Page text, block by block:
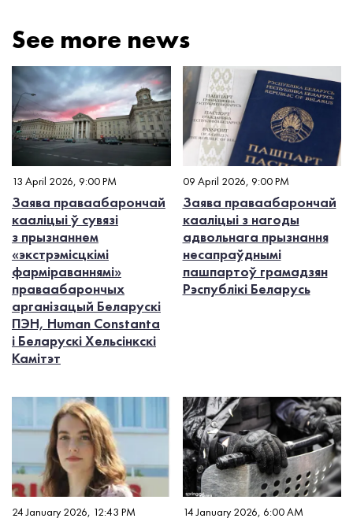
See more news
13 April 2026, 9:00 PM
Заява праваабарончай
кааліцыі ў сувязі
з прызнаннем
«экстрэмісцкімі
фарміраваннямі»
праваабарончых
арганізацый Беларускі
ПЭН, Human Constanta
і Беларускі Хельсінкскі
Камітэт
09 April 2026, 9:00 PM
Заява праваабарончай
кааліцыі з нагоды
адвольнага прызнання
несапраўднымі
пашпартоў грамадзян
Рэспублікі Беларусь
24 January 2026, 12:43 PM 14 January 2026, 6:00 AM